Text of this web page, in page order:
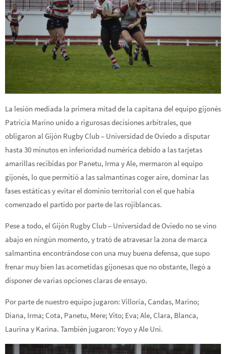
La lesión mediada la primera mitad de la capitana del equipo gijonés
Patricia Marino unido a rigurosas decisiones arbitrales, que
obligaron al Gijón Rugby Club – Universidad de Oviedo a disputar
hasta 30 minutos en inferioridad numérica debido a las tarjetas
amarillas recibidas por Panetu, Irma y Ale, mermaron al equipo
gijonés, lo que permitió a las salmantinas coger aire, dominar las
fases estáticas y evitar el dominio territorial con el que había
comenzado el partido por parte de las rojiblancas.
Pese a todo, el Gijón Rugby Club – Universidad de Oviedo no se vino
abajo en ningún momento, y trató de atravesar la zona de marca
salmantina encontrándose con una muy buena defensa, que supo
frenar muy bien las acometidas gijonesas que no obstante, llegó a
disponer de varias opciones claras de ensayo.
Por parte de nuestro equipo jugaron: Villoria, Candas, Marino;
Diana, Irma; Cota, Panetu, Mere; Vito; Eva; Ale, Clara, Blanca,
Laurina y Karina. También jugaron: Yoyo y Ale Uni.